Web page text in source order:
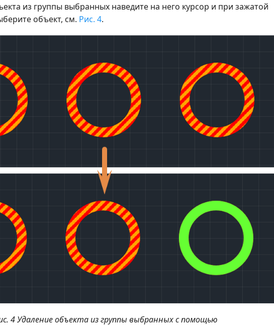
из группы выбранных наведите на него курсор и при зажатой
объект, см. Рис. 4.
4 Удаление объекта из группы выбранных с помощью